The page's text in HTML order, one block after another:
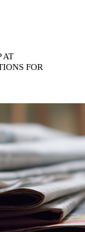
AT
FOR